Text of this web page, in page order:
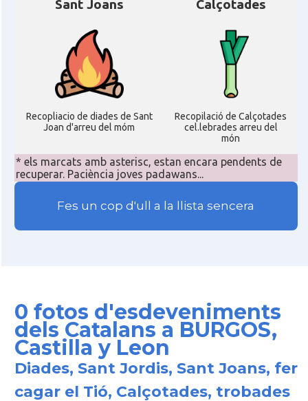
Sant Joans
Recopliacio de diades de Sant
Joan d'arreu del móm
Calçotades
Recopilació de Calçotades
cel.lebrades arreu del
món
* els marcats amb asterisc, estan encara pendents de
recuperar. Paciència joves padawans...
Fes un cop d'ull a la llista sencera
0 fotos d'esdeveniments
dels Catalans a BURGOS,
Castilla y Leon
Diades, Sant Jordis, Sant Joans, fer
cagar el Tió, Calçotades, trobades